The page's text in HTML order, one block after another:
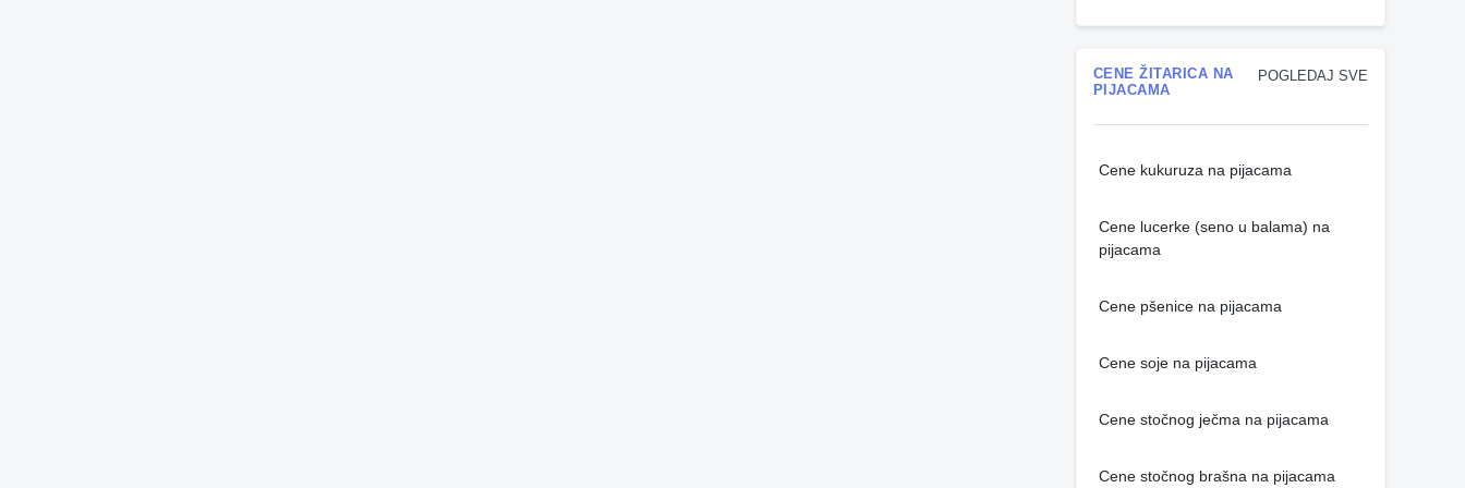
POGLEDAJ SVE
CENE ŽITARICA NA
PIJACAMA
Cene kukuruza na pijacama
Cene lucerke (seno u balama) na
pijacama
Cene pšenice na pijacama
Cene soje na pijacama
Cene stočnog ječma na pijacama
Cene stočnog brašna na pijacama